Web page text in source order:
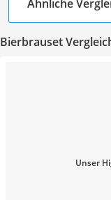
Ähnliche
Bierbrauset
Unser